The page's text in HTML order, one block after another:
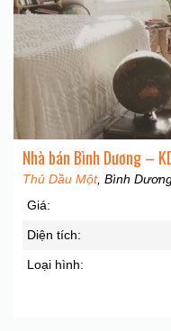
Nhà bán Bình Dương –
Thủ Dầu Một, Bình
Giá:
Diện tích:
Loại hình: